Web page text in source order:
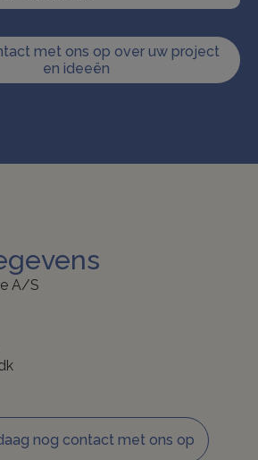
met ons op over uw project
en ideeën
A/S
nog contact met ons op